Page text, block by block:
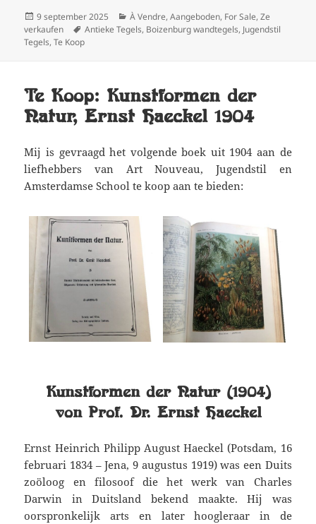
Geplaatst
op
9 september 2025 Categorieën
À Vendre,Aangeboden, For Sale,Ze
verkaufen
Tags
Antieke Tegels, Boizenburg wandtegels, Jugendstil
Tegels,Te Koop
Te Koop: Kunstformen der
Natur, Ernst Haeckel 1904
Mij is gevraagd het volgende boek uit 1904 aan de
liefhebbers van Art Nouveau, Jugendstil en
Amsterdamse School te koop aan te bieden:
Kunstformen der Natur (1904)
von Prof. Dr. Ernst Haeckel
Ernst Heinrich Philipp August Haeckel (Potsdam, 16
februari 1834 – Jena, 9 augustus 1919) was een Duits
zoöloog en filosoof die het werk van Charles
Darwin in Duitsland bekend maakte. Hij was
oorspronkelijk arts en later hoogleraar in de